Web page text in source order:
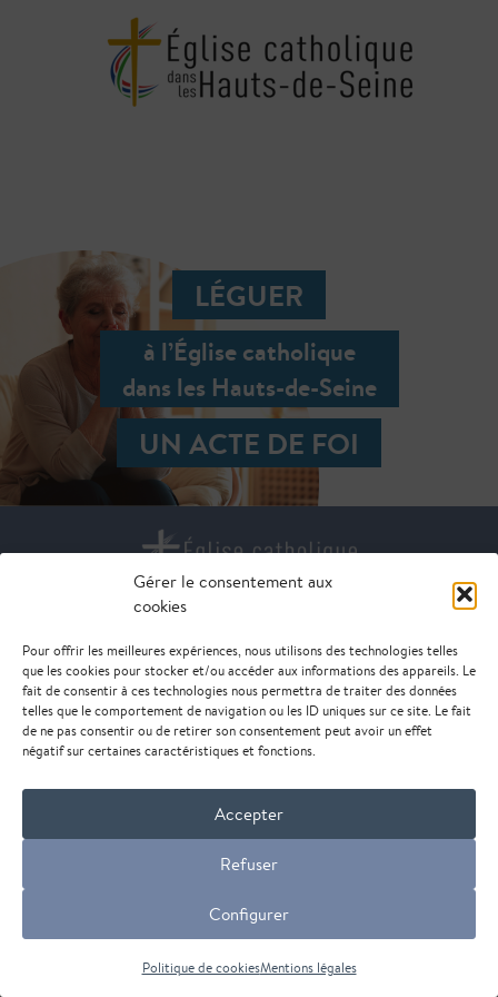
Gérer le consentement aux
cookies
Pour offrir les meilleures expériences, nous utilisons des technologies telles
que les cookies pour stocker et/ou accéder aux informations des appareils. Le
fait de consentir à ces technologies nous permettra de traiter des données
telles que le comportement de navigation ou les ID uniques sur ce site. Le fait
de ne pas consentir ou de retirer son consentement peut avoir un effet
négatif sur certaines caractéristiques et fonctions.
Accepter
Refuser
Configurer
Politique de cookiesMentions légales
LÉGUER
à l’Église catholique
dans les Hauts-de-Seine
UN ACTE DE FOI
85 rue de Suresnes
92000 Nanterre
© Diocèse de Nanterre - 2026 -mentions légales